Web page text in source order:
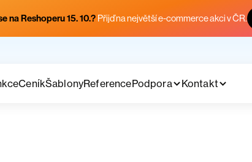
na Reshoperu 15. 10.? Přijď na největší e-commerce akci v ČR.
CeníkŠablonyReferencePodpora Kontakt